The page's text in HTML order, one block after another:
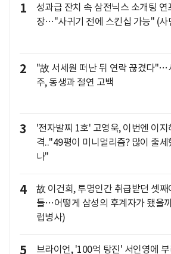
1
성과급 잔치 속 삼전닉스 소개팅 연
장…"사귀기 전에 스킨십 가능" (사
2
"故 서세원 떠난 뒤 연락 끊겼다"…
주, 동생과 절연 고백
3
'전자발찌 1호' 고영욱, 이번엔 이지
격.."49평이 미니멀리즘? 많이 출세
나"
4
故 이건희, 투명인간 취급받던 셋째
들…어떻게 삼성의 후계자가 됐을
럽병사)
5
브라이언, '100억 탕진' 서인영에